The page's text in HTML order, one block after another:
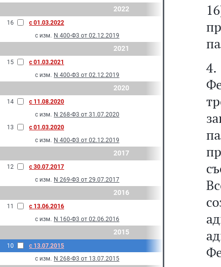
2022
16
с 01.03.2022
с изм. N 400-Ф3 от 02.12.2019
2021
15
с 01.03.2021
с изм. N 400-Ф3 от 02.12.2019
2020
14
с 11.08.2020
с изм. N 268-Ф3 от 31.07.2020
13
с 01.03.2020
с изм. N 400-Ф3 от 02.12.2019
2017
12
с 30.07.2017
с изм. N 269-Ф3 от 29.07.2017
2016
11
с 13.06.2016
с изм. N 160-Ф3 от 02.06.2016
2015
10
с 13.07.2015
с изм. N 268-Ф3 от 13.07.2015